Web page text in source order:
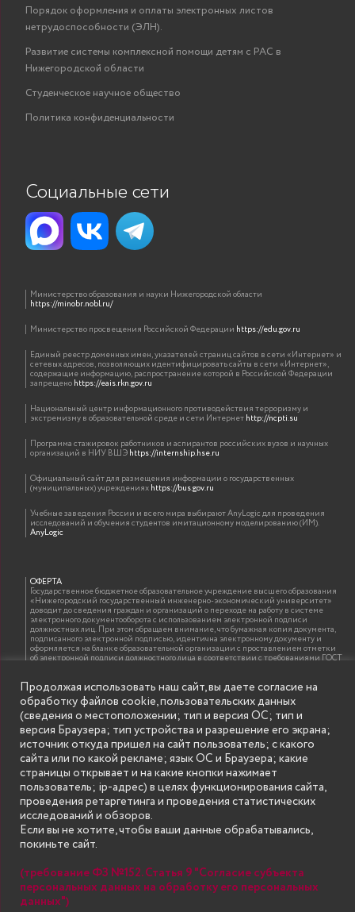
Порядок оформления и оплаты электронных листов
нетрудоспособности (ЭЛН).
Развитие системы комплексной помощи детям с РАС в
Нижегородской области
Студенческое научное общество
Политика конфиденциальности
Социальные сети
Министерство образования и науки Нижегородской области
https://minobr.nobl.ru/
Министерство просвещения Российской Федерации https://edu.gov.ru
Единый реестр доменных имен, указателей страниц сайтов в сети «Интернет» и
сетевых адресов, позволяющих идентифицировать сайты в сети «Интернет»,
содержащие информацию, распространение которой в Российской Федерации
запрещеноhttps://eais.rkn.gov.ru
Национальный центр информационного противодействия терроризму и
экстремизму в образовательной среде и сети Интернетhttp://ncpti.su
Программа стажировок работников и аспирантов российских вузов и научных
организаций в НИУ ВШЭhttps://internship.hse.ru
Официальный сайт для размещения информации о государственных
(муниципальных) учрежденияхhttps://bus.gov.ru
Учебные заведения России и всего мира выбирают AnyLogic для проведения
исследований и обучения студентов имитационному моделированию (ИМ).
AnyLogic
ОФЕРТА
Государственное бюджетное образовательное учреждение высшего образования
«Нижегородский государственный инженерно-экономический университет»
доводит до сведения граждан и организаций о переходе на работу в системе
электронного документооборота с использованием электронной подписи
должностных лиц. При этом обращаем внимание, что бумажная копия документа,
подписанного электронной подписью, идентична электронному документу и
оформляется на бланке образовательной организации с проставлением отметки
об электронной подписи должностного лица в соответствии с требованиями ГОСТ
ИНФОРМАЦИЯ ДЛЯ ПРАВООБЛАДАТЕЛЕЙ
Все права на аудио и видео материалы, представленные на нашем сайте
принадлежат их законным владельцам и предназначены только для ознакомления.
Наличие материалов на сайте никаким образом не претендует на обозначение
нашего авторского права на данные материалы. Авторы не несут ответственности
за возможные последствия использования их в целях, запрещенных Уголовным
Кодексом Российской Федерации. Если вы соглашаетесь с указанными
условиями, то можете приступить к просмотру материалов. Иначе вы должны
немедленно покинуть сайт. Все материалы, размещенные на сайте, взяты с
открытых (общедоступных) источников. Если Вы являетесь правообладателем
какого-либо материала, размещённого на этом сайте, и не хотели бы чтобы данная
информация распространялась без Вашего на то согласия, то мы будем рады
оказать Вам содействие, удалив соответствующие страницы. Для этого достаточно,
чтобы вы прислали нам письмо (в электронном виде) с E-mail официального
страницы сайта, которые необходимо удалить.
Продолжая использовать наш сайт, вы даете согласие на
обработку файлов cookie, пользовательских данных
(сведения о местоположении; тип и версия ОС; тип и
версия Браузера; тип устройства и разрешение его экрана;
источник откуда пришел на сайт пользователь; с какого
сайта или по какой рекламе; язык ОС и Браузера; какие
страницы открывает и на какие кнопки нажимает
пользователь; ip-адрес) в целях функционирования сайта,
проведения ретаргетинга и проведения статистических
исследований и обзоров.
Если вы не хотите, чтобы ваши данные обрабатывались,
покиньте сайт.
(требование ФЗ №152. Статья 9 "Согласие субъекта
персональных данных на обработку его персональных
данных")